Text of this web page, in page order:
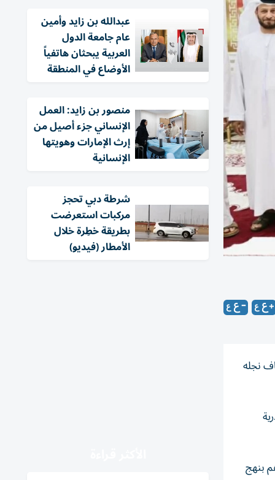
نجله
بنهج
عبدالله بن زايد وأمين
عام جامعة الدول
العربية يبحثان هاتفياً
الأوضاع في المنطقة
منصور بن زايد: العمل
الإنساني جزء أصيل من
إرث الإمارات وهويتها
الإنسانية
شرطة دبي تحجز
مركبات استعرضت
بطريقة خطِرة خلال
الأمطار (فيديو)